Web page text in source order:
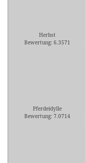
Herbst
Bewertung: 6.3571
Pferdeidylle
Bewertung: 7.0714